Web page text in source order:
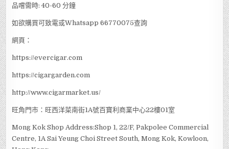
品嚐需時: 40-60 分鐘
如欲購買可致電或Whatsapp 66770075查詢
網頁：
https://evercigar.com
https://cigargarden.com
http://www.cigarmarket.us/
旺角門市：旺西洋菜南街1A號百寶利商業中心22樓01室
Mong Kok Shop Address:Shop 1, 22/F, Pakpolee Commercial
Centre, 1A Sai Yeung Choi Street South, Mong Kok, Kowloon,